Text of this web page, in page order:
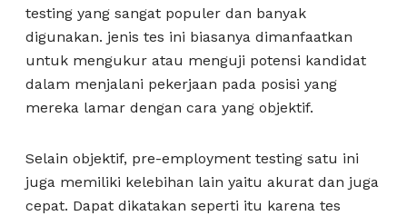
testing yang sangat populer dan banyak
digunakan. jenis tes ini biasanya dimanfaatkan
untuk mengukur atau menguji potensi kandidat
dalam menjalani pekerjaan pada posisi yang
mereka lamar dengan cara yang objektif.
Selain objektif, pre-employment testing satu ini
juga memiliki kelebihan lain yaitu akurat dan juga
cepat. Dapat dikatakan seperti itu karena tes